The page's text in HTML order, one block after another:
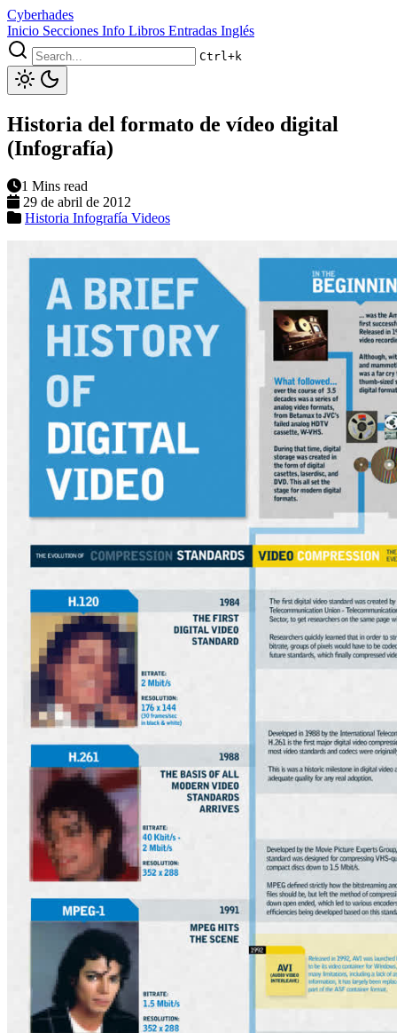
Cyberhades
Inicio Secciones Info Libros Entradas Inglés
Ctrl+k
Historia del formato de vídeo digital
(Infografía)
1 Mins read
29 de abril de 2012
Historia Infografía Videos